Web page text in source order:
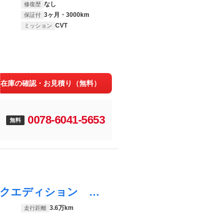
修復歴 なし
保証付 3ヶ月・3000km
ミッション CVT
在庫の確認・お見積り（無料）
無料 0078-6041-5653
ＣＲ－Ｖハイブリッド ｅ：ＨＥＶＥＸ・ブラックエディション ワンオーナー・Ｂｌｕｅｔｏｏｔｈ・ホンダセンシング・前後ドライブレコーダー・バックカメラ・ＥＴＣ２．０車載器・シートヒーター・ハーフレザー・ブラインドスポットモニター・電動テールゲート Ｒカメ ＵＳＢ
走行距離 3.6万km